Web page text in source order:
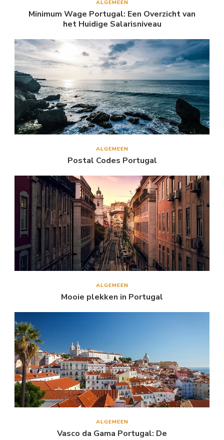
ALGEMEEN
Minimum Wage Portugal: Een Overzicht van
het Huidige Salarisniveau
ALGEMEEN
Postal Codes Portugal
ALGEMEEN
Mooie plekken in Portugal
ALGEMEEN
Vasco da Gama Portugal: De